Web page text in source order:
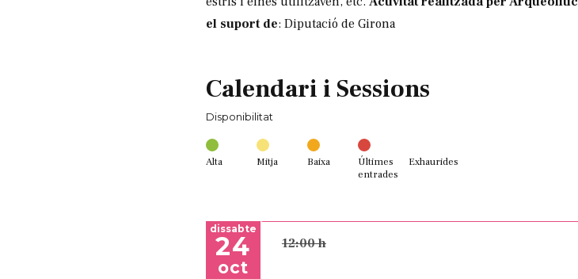
el suport de: Diputació de Girona
Calendari i Sessions
Disponibilitat
Alta Mitja Baixa
Últimes
entrades
Exhaurides
dissabte
24
oct
12:00 h